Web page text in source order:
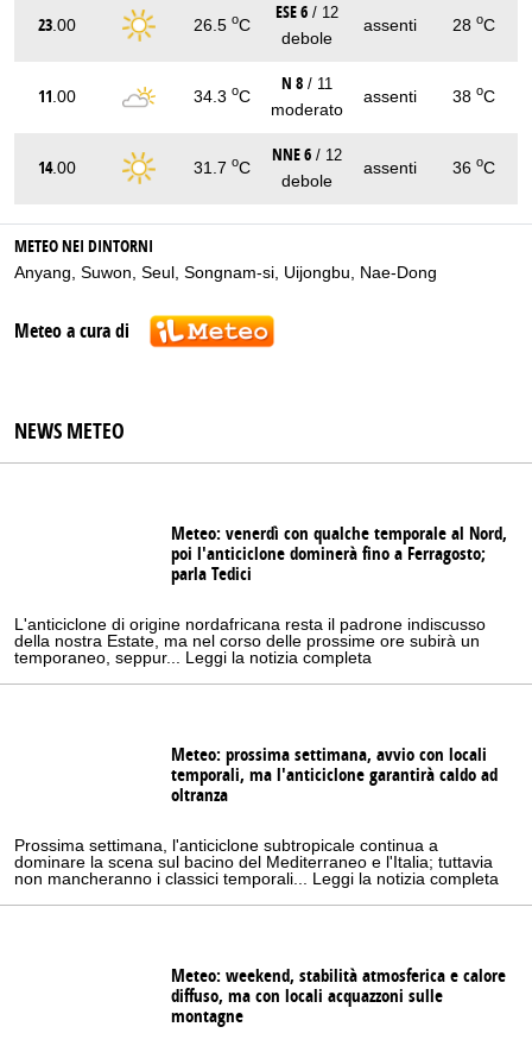
23 .00 26.5 oC
ESE 6 / 12
debole
assenti 28 oC
11 .00 34.3 oC
N 8 / 11
moderato
assenti 38 oC
14.00 31.7 oC
NNE 6 / 12
debole
assenti 36 oC
METEO NEI DINTORNI
Anyang Suwon Seul Songnam-si Uijongbu Nae-Dong
Meteo a cura di
NEWS METEO
Meteo: venerdì con qualche temporale al Nord,
poi l'anticiclone dominerà fino a Ferragosto;
parla Tedici
L'anticiclone di origine nordafricana resta il padrone indiscusso
della nostra Estate, ma nel corso delle prossime ore subirà un
temporaneo, seppur... Leggi la notizia completa
Meteo: prossima settimana, avvio con locali
temporali, ma l'anticiclone garantirà caldo ad
oltranza
Prossima settimana, l'anticiclone subtropicale continua a
dominare la scena sul bacino del Mediterraneo e l'Italia; tuttavia
non mancheranno i classici temporali... Leggi la notizia completa
Meteo: weekend, stabilità atmosferica e calore
diffuso, ma con locali acquazzoni sulle
montagne